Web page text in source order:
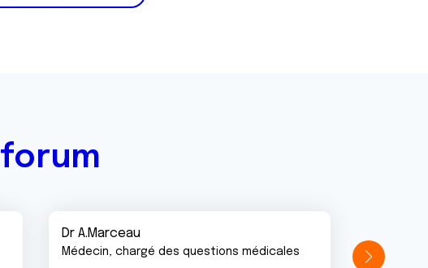
Dr A.Marceau
Médecin, chargé des questions médicales